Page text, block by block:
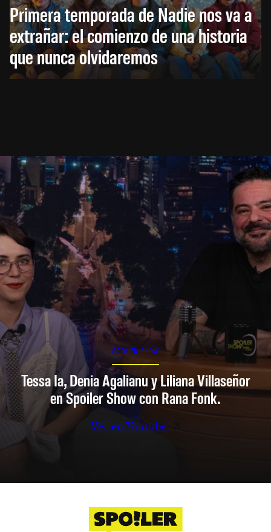
Primera temporada de Nadie nos va a
extrañar: el comienzo de una historia
que nunca olvidaremos
SPOILER SHOW
Tessa Ia, Denia Agalianu y Liliana Villaseñor
en Spoiler Show con Rana Fonk.
Ver en Youtube